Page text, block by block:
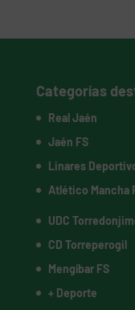
Categorías
Real Jaén
Jaén FS
Linares
Atlético Mancha
UDC
CD Torreperogil
Mengíbar FS
+ Deporte